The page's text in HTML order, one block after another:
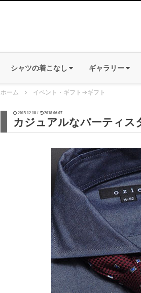
シャツの着こなし ギャラリー
ホーム イベント・ギフト →ギフト
2015.12.18 / 2018.06.07
カジュアルなパーティス